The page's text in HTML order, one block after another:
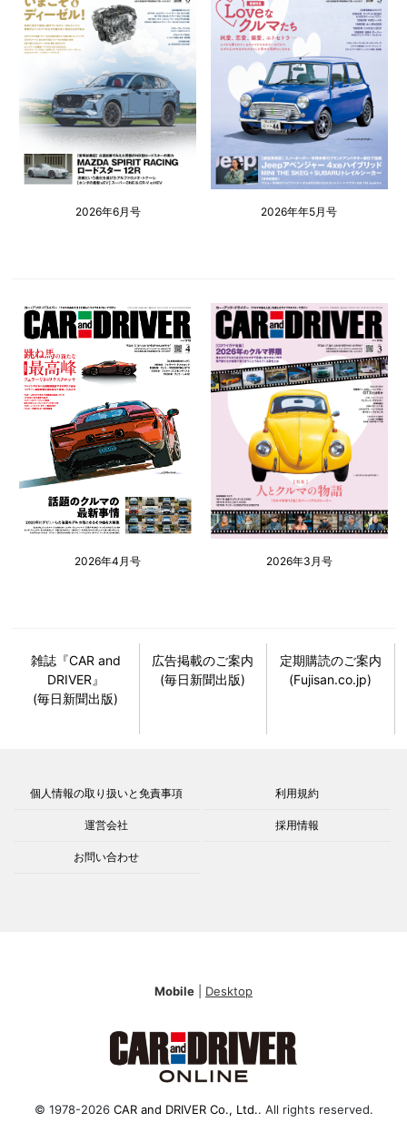
2026年6月号 2026年年5月号
2026年4月号 2026年3月号
雑誌『CAR and
DRIVER』
(毎日新聞出版)
広告掲載のご案内
(毎日新聞出版)
定期購読のご案内
(Fujisan.co.jp)
個人情報の取り扱いと免責事項 利用規約
運営会社 採用情報
お問い合わせ
Mobile Desktop
© 1978-2026 CAR and DRIVER Co., Ltd.. All rights reserved.